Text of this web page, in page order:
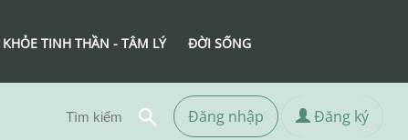
KHỎE TINH THẦN - TÂM LÝ ĐỜI SỐNG
Đăng nhập Đăng ký